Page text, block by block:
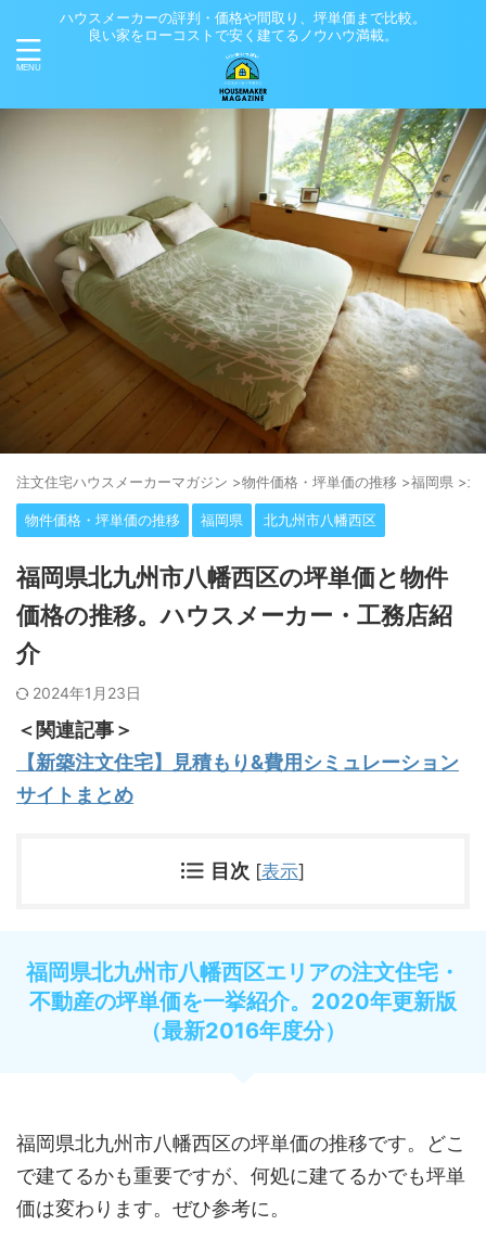
ハウスメーカーの評判・価格や間取り、坪単価まで比較。
良い家をローコストで安く建てるノウハウ満載。
注⽂住宅ハウスメーカーマガジン >物件価格・坪単価の推移 >福岡県 >北
物件価格・坪単価の推移 福岡県 北九州市八幡西区
福岡県北九州市八幡西区の坪単価と物件
価格の推移。ハウスメーカー・工務店紹
介
2024年1月23日
＜関連記事＞
【新築注文住宅】見積もり&費用シミュレーション
サイトまとめ
目次 [表示]
福岡県北九州市八幡西区エリアの注文住宅・
不動産の坪単価を一挙紹介。2020年更新版
（最新2016年度分）
福岡県北九州市八幡西区の坪単価の推移です。どこ
で建てるかも重要ですが、何処に建てるかでも坪単
価は変わります。ぜひ参考に。